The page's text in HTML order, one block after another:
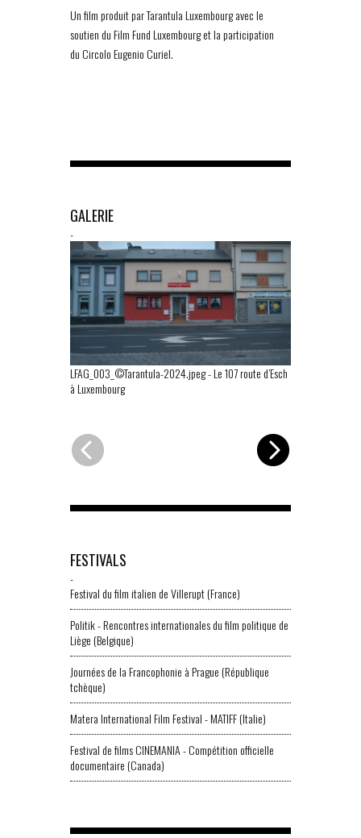
Un film produit par Tarantula Luxembourg avec le
soutien du Film Fund Luxembourg et la participation
du Circolo Eugenio Curiel.
GALERIE
-
LFAG_003_©Tarantula-2024.jpeg-Le 107 route d’Esch
à Luxembourg
FESTIVALS
-
Festival du film italien de Villerupt (France)
Politik - Rencontres internationales du film politique de
Liège (Belgique)
Journées de la Francophonie à Prague (République
tchèque)
Matera International Film Festival - MATIFF (Italie)
Festival de films CINEMANIA - Compétition officielle
documentaire (Canada)